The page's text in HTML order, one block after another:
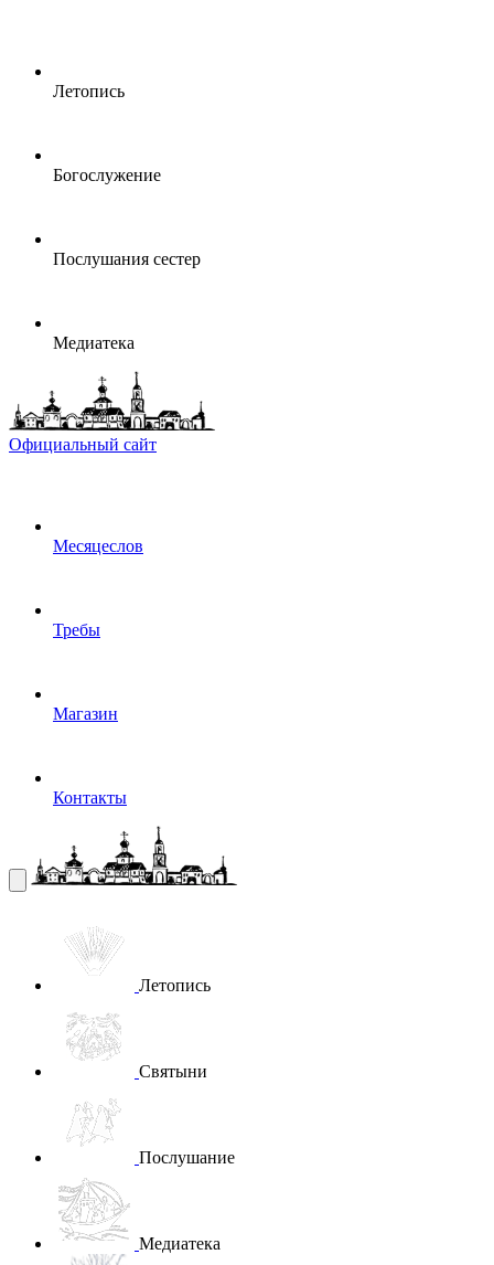
Летопись
Богослужение
Послушания сестер
Медиатека
Официальный сайт
Месяцеслов
Требы
Магазин
Контакты
Летопись
Святыни
Послушание
Медиатека